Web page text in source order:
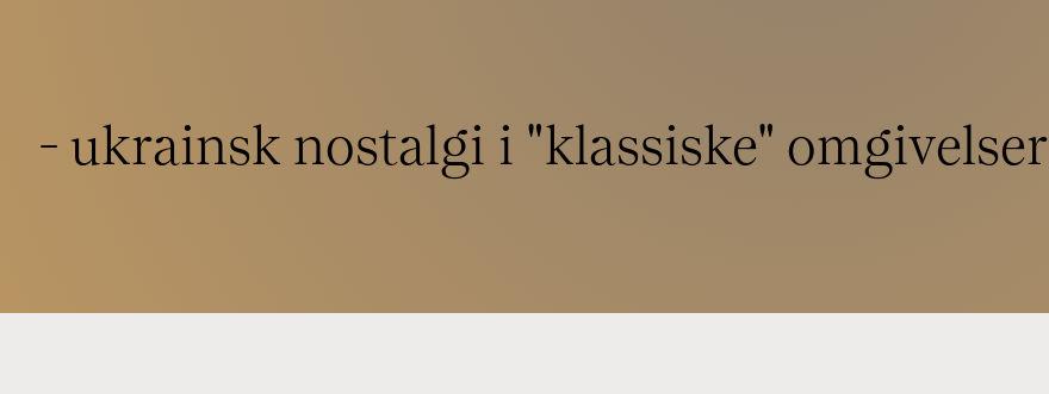
- ukrainsk nostalgi i "klassiske" omgivelser